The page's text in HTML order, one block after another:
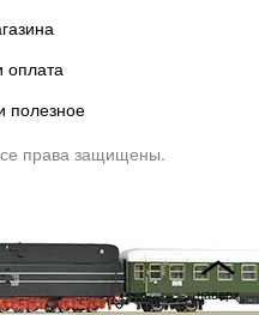
оплата
полезное
права защищены.